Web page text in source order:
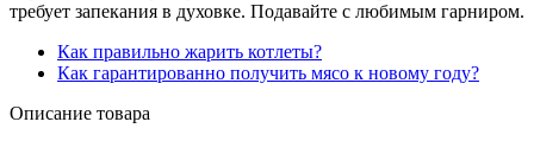
требует запекания в духовке. Подавайте с любимым гарниром.
Как правильно жарить котлеты?
Как гарантированно получить мясо к новому году?
Описание товара